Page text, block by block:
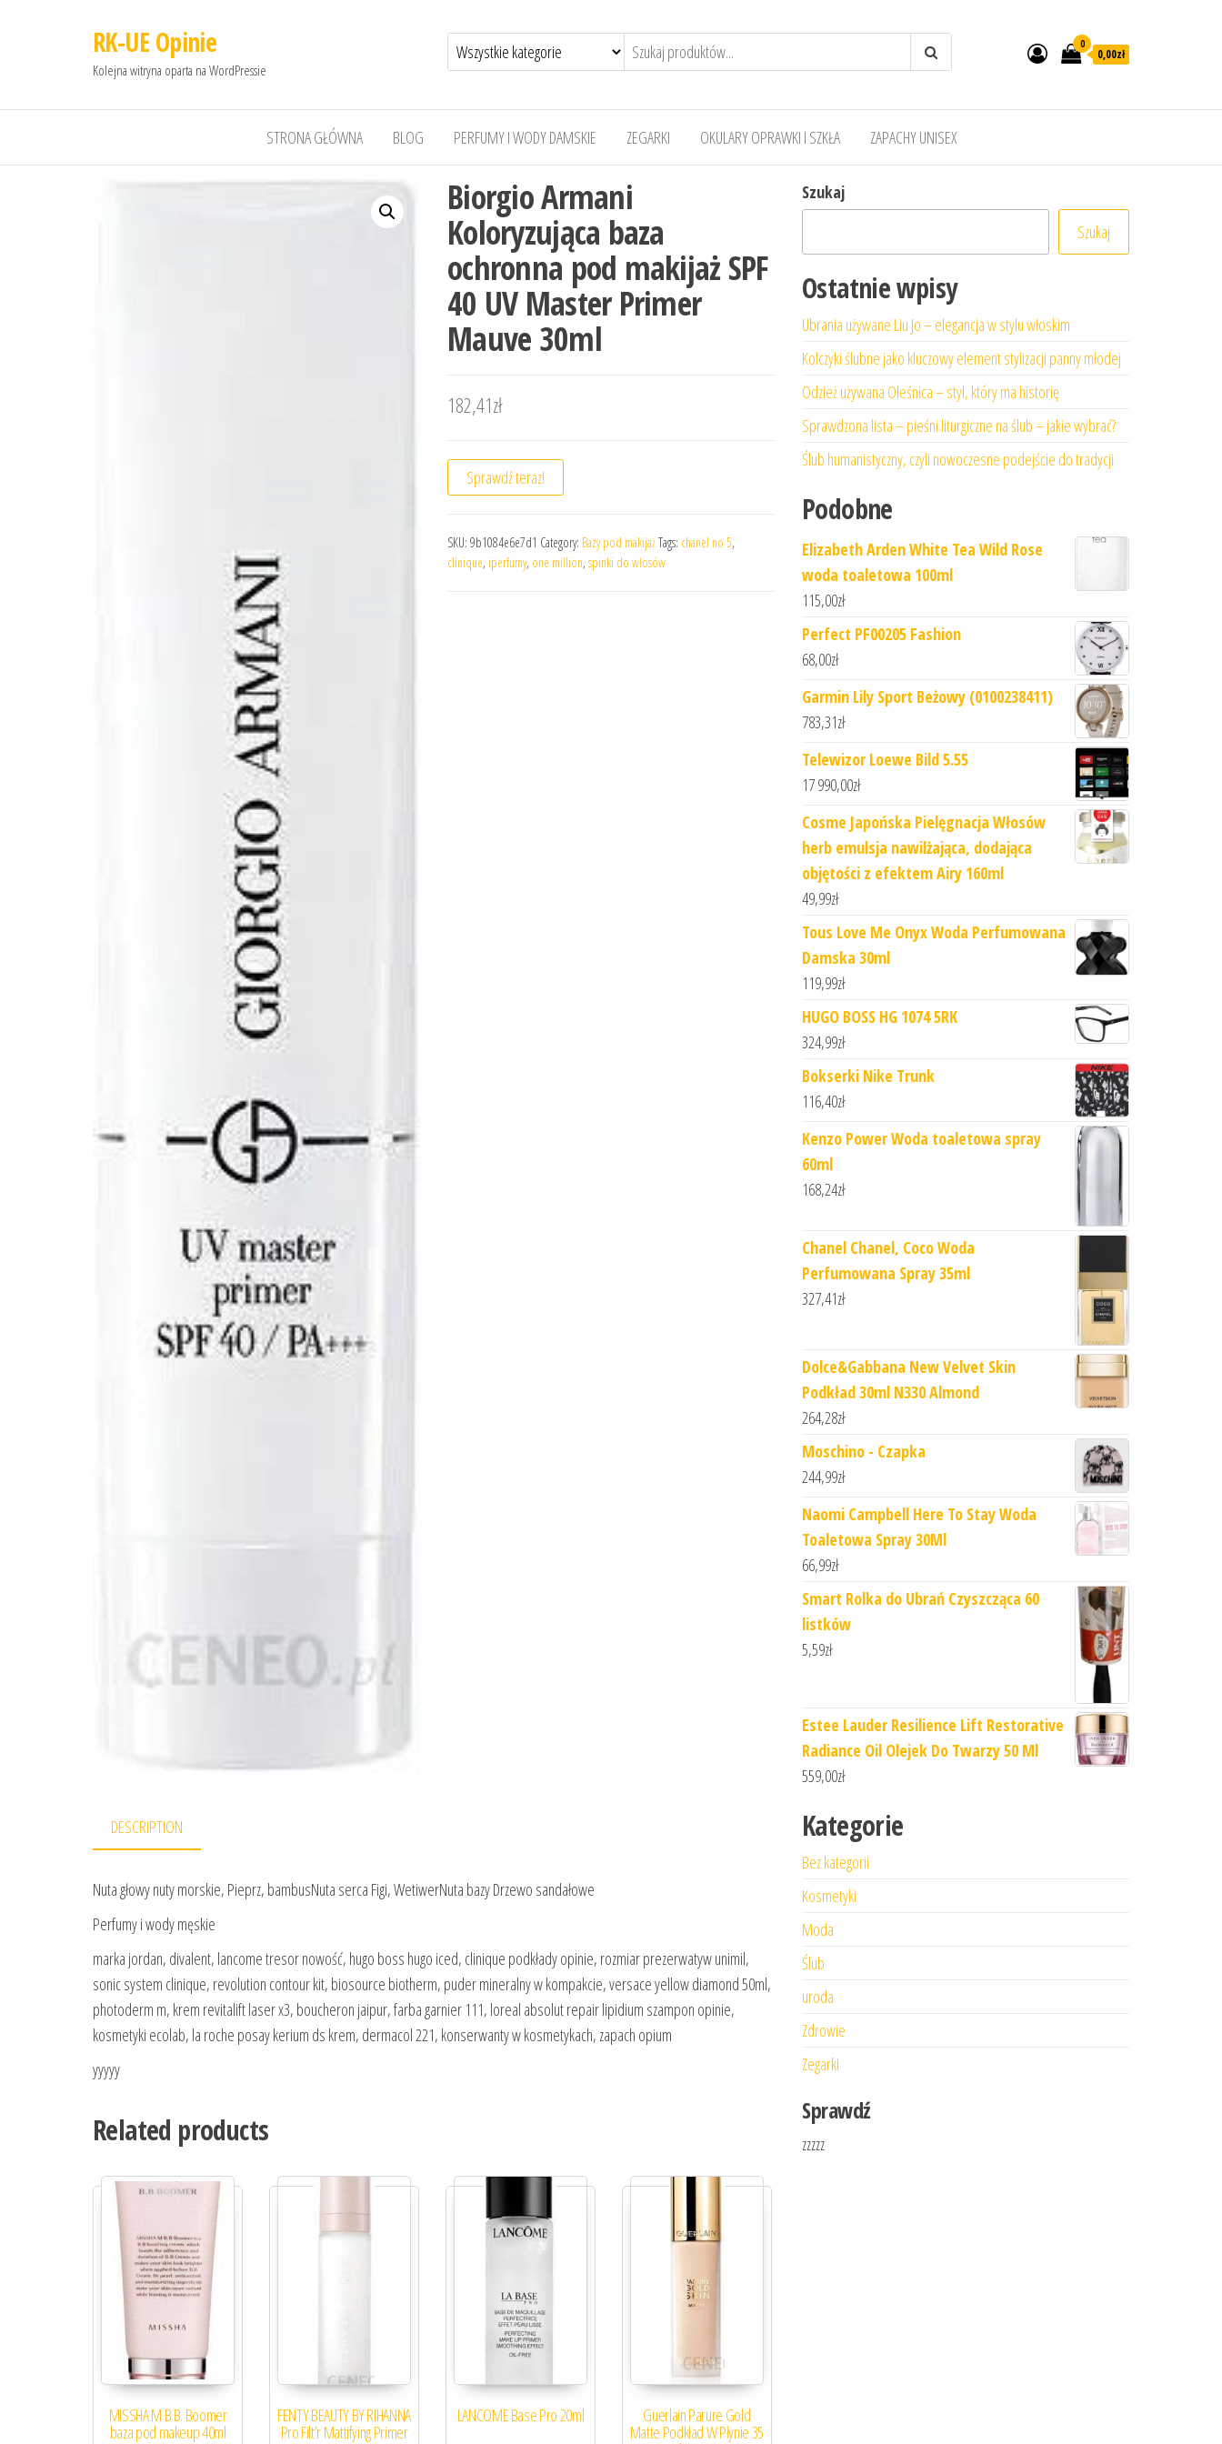
RK-UE Opinie
Kolejna witryna oparta na WordPressie
0
0,00zł
STRONA GŁÓWNA BLOG PERFUMY I WODY DAMSKIE ZEGARKI OKULARY OPRAWKI I SZKŁA ZAPACHY UNISEX
Biorgio Armani
Koloryzująca baza
ochronna pod makijaż SPF
40 UV Master Primer
Mauve 30ml
182,41zł
Sprawdź teraz!
SKU: 9b1084e6e7d1 Category: Bazy pod makijażTags: chanel no 5,
clinique, iperfumy, one million, spinki do włosów
DESCRIPTION
Nuta głowy nuty morskie, Pieprz, bambusNuta serca Figi, WetiwerNuta bazy Drzewo sandałowe
Perfumy i wody męskie
marka jordan, divalent, lancome tresor nowość, hugo boss hugo iced, clinique podkłady opinie, rozmiar prezerwatyw unimil,
sonic system clinique, revolution contour kit, biosource biotherm, puder mineralny w kompakcie, versace yellow diamond 50ml,
photoderm m, krem revitalift laser x3, boucheron jaipur, farba garnier 111, loreal absolut repair lipidium szampon opinie,
kosmetyki ecolab, la roche posay kerium ds krem, dermacol 221, konserwanty w kosmetykach, zapach opium
yyyyy
Related products
MISSHA M B.B. Boomer
baza pod makeup 40ml
FENTY BEAUTY BY RIHANNA
Pro Filt’r Mattifying Primer
LANCOME Base Pro 20ml Guerlain Parure Gold
Matte Podkład W Płynie 35
Szukaj
Szukaj
Ostatnie wpisy
Ubrania używane Liu Jo – elegancja w stylu włoskim
Kolczyki ślubne jako kluczowy element stylizacji panny młodej
Odzież używana Oleśnica – styl, który ma historię
Sprawdzona lista – pieśni liturgiczne na ślub – jakie wybrać?
Ślub humanistyczny, czyli nowoczesne podejście do tradycji
Podobne
Elizabeth Arden White Tea Wild Rose
woda toaletowa 100ml
115,00zł
Perfect PF00205 Fashion
68,00zł
Garmin Lily Sport Beżowy (0100238411)
783,31zł
Telewizor Loewe Bild 5.55
17 990,00zł
Cosme Japońska Pielęgnacja Włosów
herb emulsja nawilżająca, dodająca
objętości z efektem Airy 160ml
49,99zł
Tous Love Me Onyx Woda Perfumowana
Damska 30ml
119,99zł
HUGO BOSS HG 1074 5RK
324,99zł
Bokserki Nike Trunk
116,40zł
Kenzo Power Woda toaletowa spray
60ml
168,24zł
Chanel Chanel, Coco Woda
Perfumowana Spray 35ml
327,41zł
Dolce&Gabbana New Velvet Skin
Podkład 30ml N330 Almond
264,28zł
Moschino - Czapka
244,99zł
Naomi Campbell Here To Stay Woda
Toaletowa Spray 30Ml
66,99zł
Smart Rolka do Ubrań Czyszcząca 60
listków
5,59zł
Estee Lauder Resilience Lift Restorative
Radiance Oil Olejek Do Twarzy 50 Ml
559,00zł
Kategorie
Bez kategorii
Kosmetyki
Moda
Ślub
uroda
Zdrowie
Zegarki
Sprawdź
zzzzz